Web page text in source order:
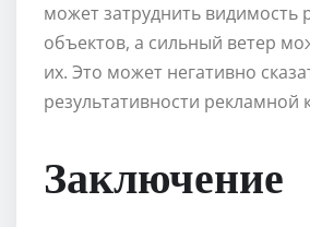
может затруднить видимость
объектов, а сильный ветер
их. Это может негативно
результативности рекламной
Заключение